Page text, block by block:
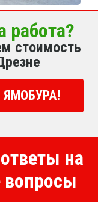
работа?
стоимость
на
вопросы